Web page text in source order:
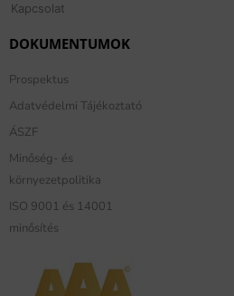
Kapcsolat
DOKUMENTUMOK
Prospektus
Adatvédelmi Tájékoztató
ÁSZF
Minőség- és
környezetpolitika
ISO 9001 és 14001
minősítés